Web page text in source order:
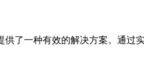
了一种有效的解决方案。通过